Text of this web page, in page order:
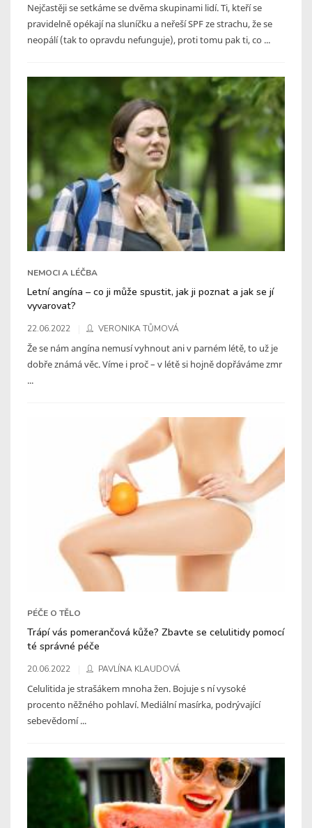
Nejčastěji se setkáme se dvěma skupinami lidí. Ti, kteří se
pravidelně opékají na sluníčku a neřeší SPF ze strachu, že se
neopálí (tak to opravdu nefunguje), proti tomu pak ti, co ...
NEMOCI A LÉČBA
Letní angína – co ji může spustit, jak ji poznat a jak se jí
vyvarovat?
22.06.2022 VERONIKA TŮMOVÁ
Že se nám angína nemusí vyhnout ani v parném létě, to už je
dobře známá věc. Víme i proč – v létě si hojně dopřáváme zmr
...
PÉČE O TĚLO
Trápí vás pomerančová kůže? Zbavte se celulitidy pomocí
té správné péče
20.06.2022 PAVLÍNA KLAUDOVÁ
Celulitida je strašákem mnoha žen. Bojuje s ní vysoké
procento něžného pohlaví. Mediální masírka, podrývající
sebevědomí ...